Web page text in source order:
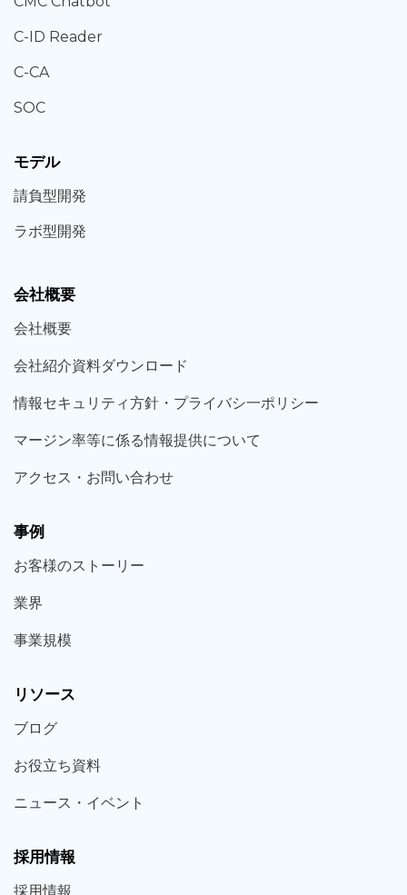
C-ID Reader
C-CA
SOC
モデル
請負型開発
ラボ型開発
会社概要
会社概要
会社紹介資料ダウンロード
情報セキュリティ方針・プライバシ一ポリシー
マージン率等に係る情報提供について
アクセス・お問い合わせ
事例
お客様のストーリー
業界
事業規模
リソース
ブログ
お役立ち資料
ニュース・ イベント
採用情報
採用情報